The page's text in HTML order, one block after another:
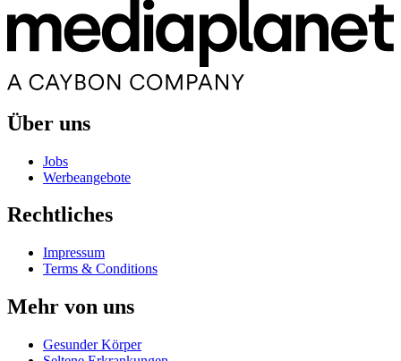
Über uns
Jobs
Werbeangebote
Rechtliches
Impressum
Terms & Conditions
Mehr von uns
Gesunder Körper